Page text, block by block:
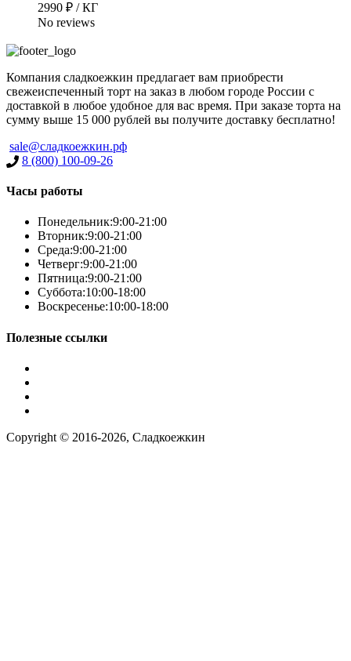
2990 ₽ / КГ
No reviews
Компания сладкоежкин предлагает вам приобрести
свежеиспеченный торт на заказ в любом городе России с
доставкой в любое удобное для вас время. При заказе торта на
сумму выше 15 000 рублей вы получите доставку бесплатно!
sale@сладкоежкин.рф
8 (800) 100-09-26
Часы работы
Понедельник:9:00-21:00
Вторник:9:00-21:00
Среда:9:00-21:00
Четверг:9:00-21:00
Пятница:9:00-21:00
Суббота:10:00-18:00
Воскресенье:10:00-18:00
Полезные ссылки
Copyright © 2016-2026, Сладкоежкин